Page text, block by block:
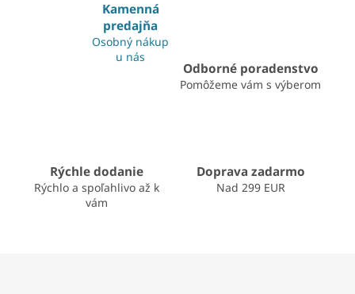
e
Kamenná
predajňa
Osobný nákup
u nás
Odborné poradenstvo
Pomôžeme vám s výberom
Rýchle dodanie
Rýchlo a spoľahlivo až k
vám
Doprava zadarmo
Nad 299 EUR